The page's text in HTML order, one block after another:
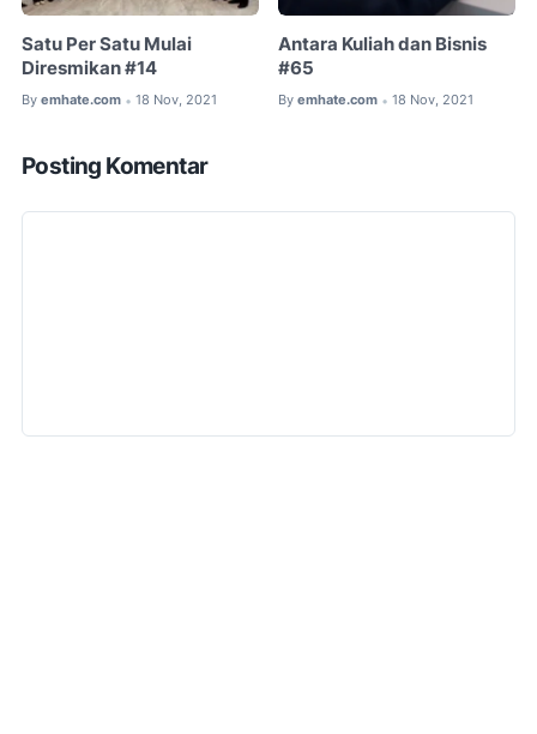
Satu Per Satu Mulai
Diresmikan #14
By emhate.com • 18 Nov, 2021
Antara Kuliah dan Bisnis
#65
By emhate.com • 18 Nov, 2021
Posting Komentar